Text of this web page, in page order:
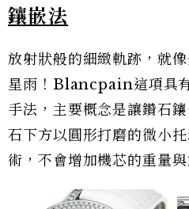
鑲嵌法
放射狀般的細緻軌跡，就
星雨！Blancpain這項具
手法，主要概念是讓鑽石
石下方以圓形打磨的微小
術，不會增加機芯的重量與